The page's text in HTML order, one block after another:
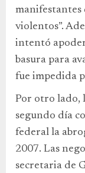
manifestantes
violentos”.
intentó
basura para
fue impedida
Por otro lado,
segundo día
federal la
2007. Las
secretaria de